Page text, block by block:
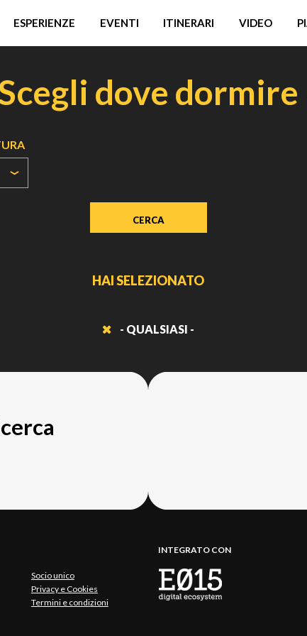
ESPERIENZE EVENTI ITINERARI VIDEO
dove dormire
HAI SELEZIONATO
- QUALSIASI -
Socio unico
Privacy e Cookies
Termini e condizioni
INTEGRATO CON